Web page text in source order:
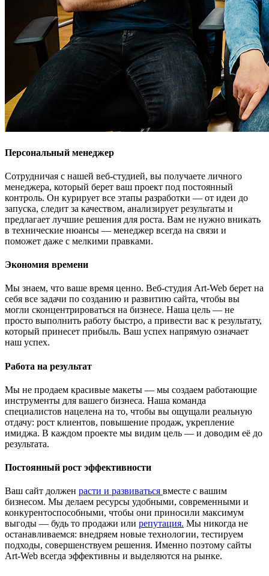
Персональный менеджер
Сотрудничая с нашей веб-студией, вы получаете личного
менеджера, который берет ваш проект под постоянный
контроль. Он курирует все этапы разработки — от идеи до
запуска, следит за качеством, анализирует результаты и
предлагает лучшие решения для роста. Вам не нужно вникать
в технические нюансы — менеджер всегда на связи и
поможет даже с мелкими правками.
Экономия времени
Мы знаем, что ваше время ценно. Веб-студия Art-Web берет на
себя все задачи по созданию и развитию сайта, чтобы вы
могли сконцентрироваться на бизнесе. Наша цель — не
просто выполнить работу быстро, а привести вас к результату,
который принесет прибыль. Ваш успех напрямую означает
наш успех.
Работа на результат
Мы не продаем красивые макеты — мы создаем работающие
инструменты для вашего бизнеса. Наша команда
специалистов нацелена на то, чтобы вы ощущали реальную
отдачу: рост клиентов, повышение продаж, укрепление
имиджа. В каждом проекте мы видим цель — и доводим её до
результата.
Постоянный рост эффективности
Ваш сайт должен расти и развиваться вместе с вашим
бизнесом. Мы делаем ресурсы удобными, современными и
конкурентоспособными, чтобы они приносили максимум
выгоды — будь то продажи или репутация. Мы никогда не
останавливаемся: внедряем новые технологии, тестируем
подходы, совершенствуем решения. Именно поэтому сайты
Art-Web всегда эффективны и выделяются на рынке.